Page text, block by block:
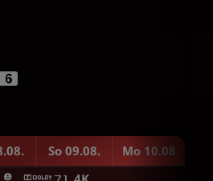
So 09.08. Mo 10.08.